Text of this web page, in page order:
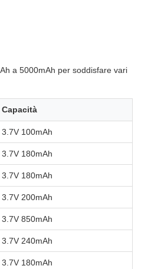
a 5000mAh per soddisfare vari
Capacità
3.7V 100mAh
3.7V 180mAh
3.7V 180mAh
3.7V 200mAh
3.7V 850mAh
3.7V 240mAh
3.7V 180mAh